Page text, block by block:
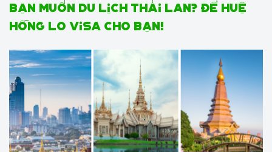
Bạn Muốn Du Lịch Thái Lan? Để Huệ
Hồng Lo Visa Cho Bạn!